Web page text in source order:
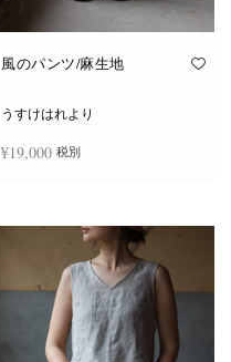
風のパンツ/麻生地
うすけはれより
¥19,000 税別